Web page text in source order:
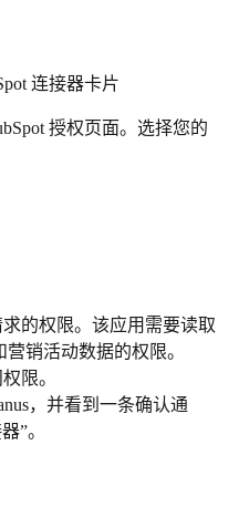
连接器卡片
授权页面。选择您的
的权限。该应用需要读取
销活动数据的权限。
限。
，并看到一条确认通
”。